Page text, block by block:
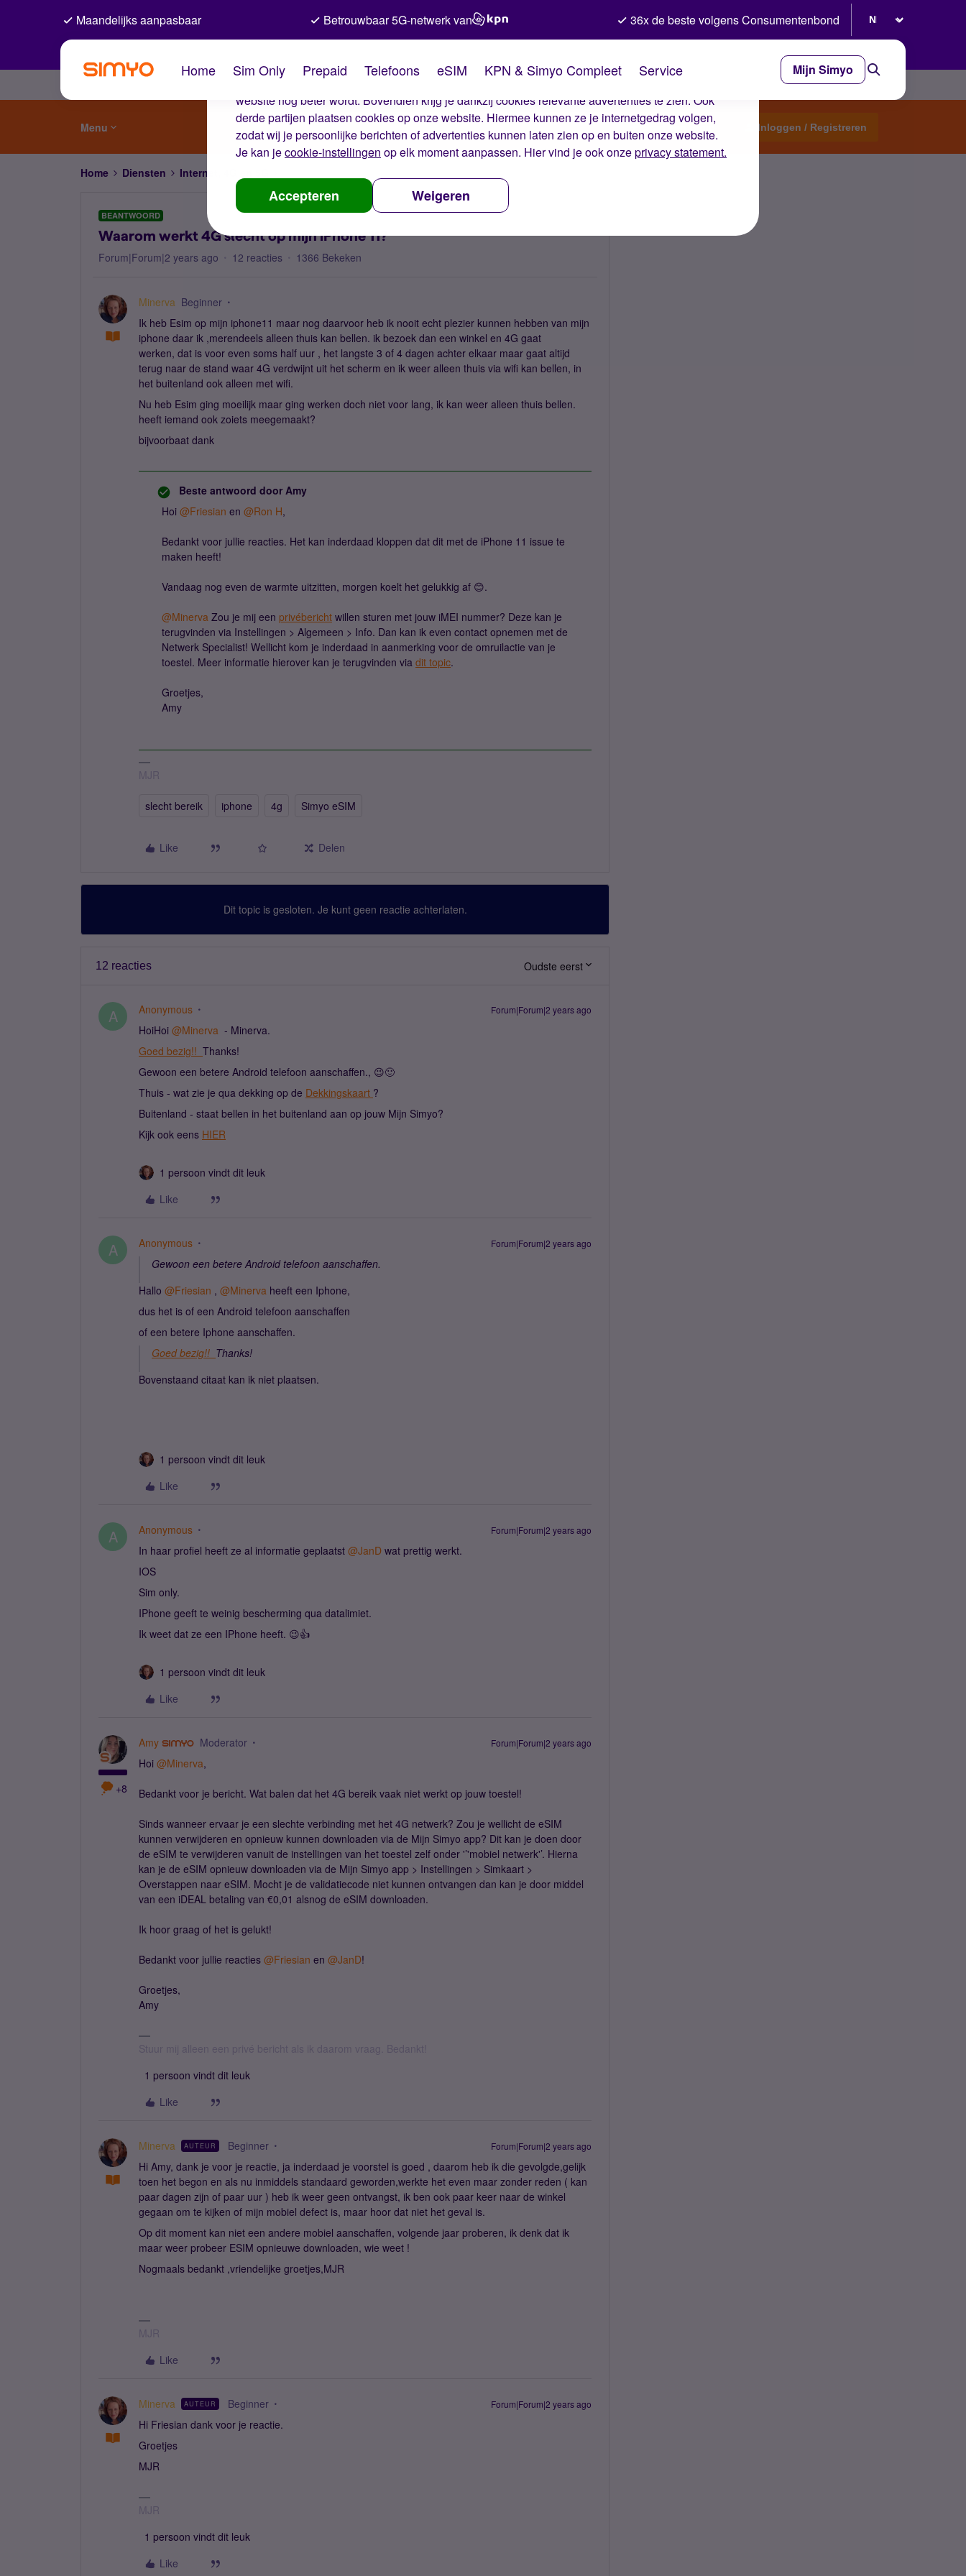
De cookies van Simyo
Wij gebruiken cookies op onze website. Met deze cookies zorgen wij ervoor dat je ervaring op de
website nog beter wordt. Bovendien krijg je dankzij cookies relevante advertenties te zien. Ook
derde partijen plaatsen cookies op onze website. Hiermee kunnen ze je internetgedrag volgen,
zodat wij je persoonlijke berichten of advertenties kunnen laten zien op en buiten onze website.
Je kan jecookie-instellingen op elk moment aanpassen. Hier vind je ook onzeprivacy statement.
Accepteren Weigeren
Maandelijks aanpasbaar Betrouwbaar 5G-netwerk van 36x de beste volgens Consumentenbond
Home Sim Only Prepaid Telefoons eSIM KPN & Simyo Compleet Service Mijn Simyo
Menu Start een topic Inloggen / Registreren
Home Diensten Internet, 4G en 5G
BEANTWOORD
Waarom werkt 4G slecht op mijn iPhone 11?
Forum|Forum|2 years ago 12 reacties 1366 Bekeken
Minerva Beginner
Ik heb Esim op mijn iphone11 maar nog daarvoor heb ik nooit echt plezier kunnen hebben van mijn
iphone daar ik ,merendeels alleen thuis kan bellen. ik bezoek dan een winkel en 4G gaat
werken, dat is voor even soms half uur , het langste 3 of 4 dagen achter elkaar maar gaat altijd
terug naar de stand waar 4G verdwijnt uit het scherm en ik weer alleen thuis via wifi kan bellen, in
het buitenland ook alleen met wifi.
Nu heb Esim ging moeilijk maar ging werken doch niet voor lang, ik kan weer alleen thuis bellen.
heeft iemand ook zoiets meegemaakt?
bijvoorbaat dank
Beste antwoord door Amy
Hoi @Friesian en @Ron H,
Bedankt voor jullie reacties. Het kan inderdaad kloppen dat dit met de iPhone 11 issue te
maken heeft!
Vandaag nog even de warmte uitzitten, morgen koelt het gelukkig af 😊.
@Minerva Zou je mij een privébericht willen sturen met jouw iMEI nummer? Deze kan je
terugvinden via Instellingen > Algemeen > Info. Dan kan ik even contact opnemen met de
Netwerk Specialist! Wellicht kom je inderdaad in aanmerking voor de omruilactie van je
toestel. Meer informatie hierover kan je terugvinden via dit topic.
Groetjes,
Amy
MJR
slecht bereik iphone 4g Simyo eSIM
Like Delen
Dit topic is gesloten. Je kunt geen reactie achterlaten.
12 reacties Oudste eerst
A Anonymous Forum|Forum|2 years ago
HoiHoi @Minerva - Minerva.
Goed bezig!! Thanks!
Gewoon een betere Android telefoon aanschaffen., 😉🙂
Thuis - wat zie je qua dekking op de Dekkingskaart ?
Buitenland - staat bellen in het buitenland aan op jouw Mijn Simyo?
Kijk ook eens HIER
1 persoon vindt dit leuk
Like
A Anonymous Forum|Forum|2 years ago
Gewoon een betere Android telefoon aanschaffen.
Hallo @Friesian , @Minerva heeft een Iphone,
dus het is of een Android telefoon aanschaffen
of een betere Iphone aanschaffen.
Goed bezig!! Thanks!
Bovenstaand citaat kan ik niet plaatsen.
1 persoon vindt dit leuk
Like
A Anonymous Forum|Forum|2 years ago
In haar profiel heeft ze al informatie geplaatst @JanD wat prettig werkt.
IOS
Sim only.
IPhone geeft te weinig bescherming qua datalimiet.
Ik weet dat ze een IPhone heeft. 😉👍
1 persoon vindt dit leuk
Like
+8
Amy Moderator Forum|Forum|2 years ago
Hoi @Minerva,
Bedankt voor je bericht. Wat balen dat het 4G bereik vaak niet werkt op jouw toestel!
Sinds wanneer ervaar je een slechte verbinding met het 4G netwerk? Zou je wellicht de eSIM
kunnen verwijderen en opnieuw kunnen downloaden via de Mijn Simyo app? Dit kan je doen door
de eSIM te verwijderen vanuit de instellingen van het toestel zelf onder '’'mobiel netwerk'’. Hierna
kan je de eSIM opnieuw downloaden via de Mijn Simyo app > Instellingen > Simkaart >
Overstappen naar eSIM. Mocht je de validatiecode niet kunnen ontvangen dan kan je door middel
van een iDEAL betaling van €0,01 alsnog de eSIM downloaden.
Ik hoor graag of het is gelukt!
Bedankt voor jullie reacties @Friesian en @JanD!
Groetjes,
Amy
Stuur mij alleen een privé bericht als ik daarom vraag. Bedankt!
1 persoon vindt dit leuk
Like
Minerva AUTEUR Beginner Forum|Forum|2 years ago
Hi Amy, dank je voor je reactie, ja inderdaad je voorstel is goed , daarom heb ik die gevolgde,gelijk
toen het begon en als nu inmiddels standaard geworden,werkte het even maar zonder reden ( kan
paar dagen zijn of paar uur ) heb ik weer geen ontvangst, ik ben ook paar keer naar de winkel
gegaan om te kijken of mijn mobiel defect is, maar hoor dat niet het geval is.
Op dit moment kan niet een andere mobiel aanschaffen, volgende jaar proberen, ik denk dat ik
maar weer probeer ESIM opnieuwe downloaden, wie weet !
Nogmaals bedankt ,vriendelijke groetjes,MJR
MJR
Like
Minerva AUTEUR Beginner Forum|Forum|2 years ago
Hi Friesian dank voor je reactie.
Groetjes
MJR
MJR
1 persoon vindt dit leuk
Like